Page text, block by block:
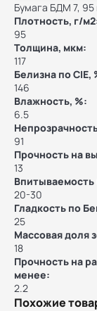
Бумага БДМ 7, 95
Плотность, г/
95
Толщина, мкм:
117
Белизна по CIE,
146
Влажность, %:
6.5
91
Прочность на
13
20-30
Гладкость по
25
Массовая доля
18
Прочность на
менее:
2.2
Похожие